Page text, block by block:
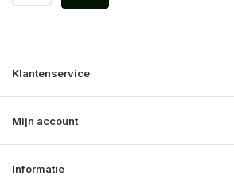
Klantenservice
Mijn account
Informatie